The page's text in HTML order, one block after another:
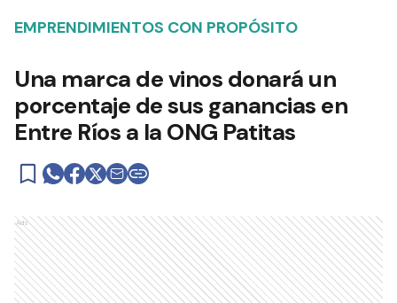
EMPRENDIMIENTOS CON PROPÓSITO
Una marca de vinos donará un
porcentaje de sus ganancias en
Entre Ríos a la ONG Patitas
Ads